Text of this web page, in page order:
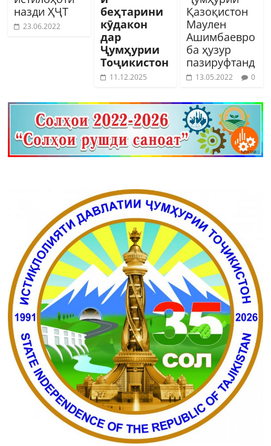
назди ҲҶТ
23.06.2022
беҳтарини
кӯдакон
дар
Ҷумҳурии
Тоҷикистон
11.12.2025
Қазоқистон
Маулен
Ашимбаевро
ба ҳузур
пазируфтанд
13.05.2022 0